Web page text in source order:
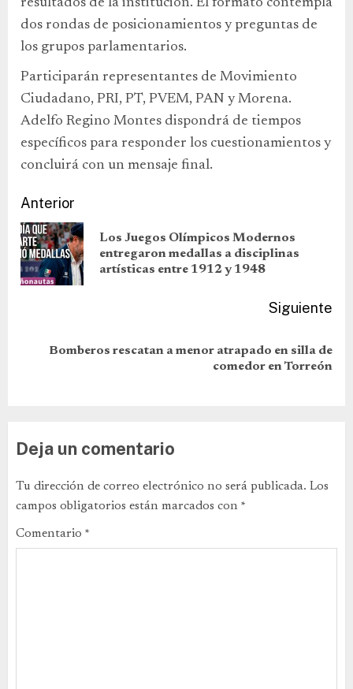
resultados de la institución. El formato contempla
dos rondas de posicionamientos y preguntas de
los grupos parlamentarios.
Participarán representantes de Movimiento
Ciudadano, PRI, PT, PVEM, PAN y Morena.
Adelfo Regino Montes dispondrá de tiempos
específicos para responder los cuestionamientos y
concluirá con un mensaje final.
Anterior
Los Juegos Olímpicos Modernos
entregaron medallas a disciplinas
artísticas entre 1912 y 1948
Siguiente
Bomberos rescatan a menor atrapado en silla de
comedor en Torreón
Deja un comentario
Tu dirección de correo electrónico no será publicada. Los
campos obligatorios están marcados con *
Comentario *